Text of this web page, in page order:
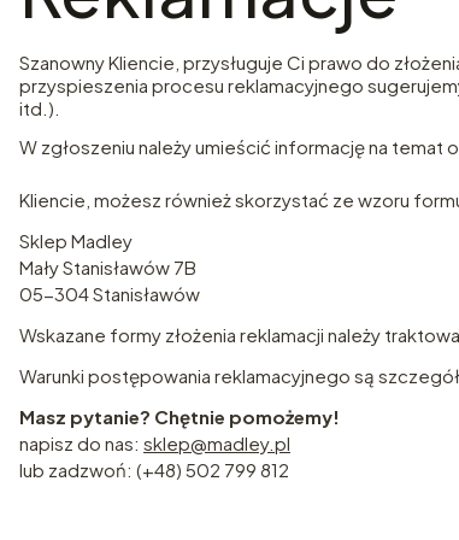
Szanowny Kliencie, przysługuje Ci prawo do
przyspieszenia procesu reklamacyjnego
itd.).
W zgłoszeniu należy umieścić informację na temat
Kliencie, możesz również skorzystać ze wzoru
Sklep Madley
Mały Stanisławów 7B
05-304 Stanisławów
Wskazane formy złożenia reklamacji należy
Warunki postępowania reklamacyjnego są
Masz pytanie? Chętnie pomożemy!
napisz do nas: sklep@madley.pl
lub zadzwoń: (+48) 502 799 812